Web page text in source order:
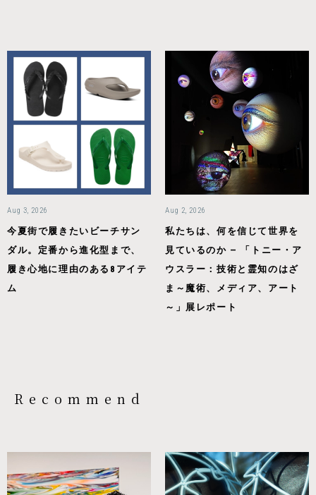
Aug 3, 2026
今夏街で履きたいビーチサン
ダル。定番から進化型まで、
履き心地に理由のある8アイテ
ム
Aug 2, 2026
私たちは、何を信じて世界を
見ているのか — 「トニー・ア
ウスラー：技術と霊知のはざ
ま～魔術、メディア、アート
～」展レポート
Recommend